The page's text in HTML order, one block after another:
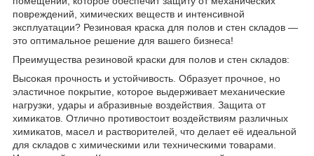
повреждений, химических веществ и интенсивной
эксплуатации? Резиновая краска для полов и стен складов —
это оптимальное решение для вашего бизнеса!
Преимущества резиновой краски для полов и стен складов:
Высокая прочность и устойчивость. Образует прочное, но
эластичное покрытие, которое выдерживает механические
нагрузки, удары и абразивные воздействия. Защита от
химикатов. Отлично противостоит воздействиям различных
химикатов, масел и растворителей, что делает её идеальной
для складов с химическими или техническими товарами.